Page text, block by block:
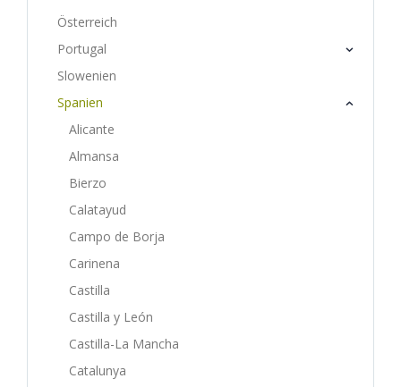
Österreich
Portugal
Slowenien
Spanien
Alicante
Almansa
Bierzo
Calatayud
Campo de Borja
Carinena
Castilla
Castilla y León
Castilla-La Mancha
Catalunya